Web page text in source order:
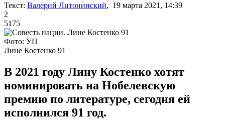
Текст: Валерий Литонинский, 19 марта 2021, 14:39
2
5175
Фото: УП
Лине Костенко 91
В 2021 году Лину Костенко хотят
номинировать на Нобелевскую
премию по литературе, сегодня ей
исполнился 91 год.